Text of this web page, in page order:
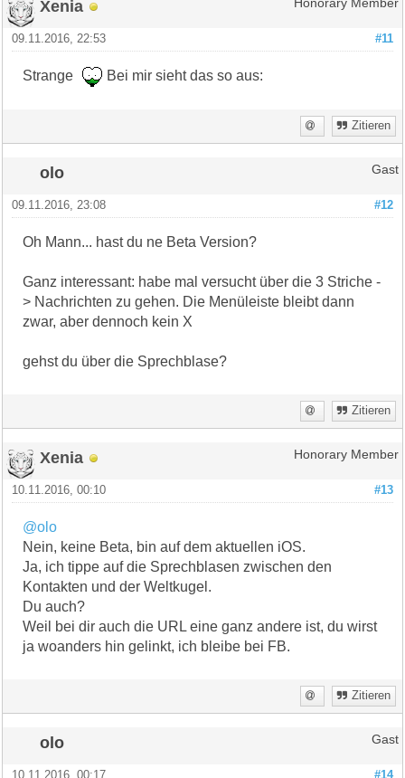
Xenia Honorary Member
#11
09.11.2016, 22:53
Strange Bei mir sieht das so aus:
Zitieren
olo Gast
#12
09.11.2016, 23:08
Oh Mann... hast du ne Beta Version?
Ganz interessant: habe mal versucht über die 3 Striche -
> Nachrichten zu gehen. Die Menüleiste bleibt dann
zwar, aber dennoch kein X
gehst du über die Sprechblase?
Zitieren
Xenia Honorary Member
#13
10.11.2016, 00:10
@olo
Nein, keine Beta, bin auf dem aktuellen iOS.
Ja, ich tippe auf die Sprechblasen zwischen den
Kontakten und der Weltkugel.
Du auch?
Weil bei dir auch die URL eine ganz andere ist, du wirst
ja woanders hin gelinkt, ich bleibe bei FB.
Zitieren
olo Gast
#14
10.11.2016, 00:17